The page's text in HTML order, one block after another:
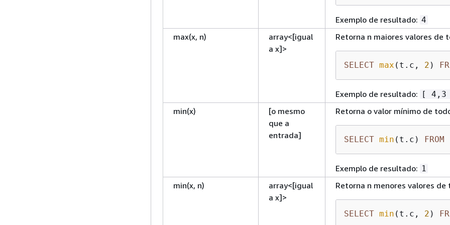
Exemplo de resultado: 4
max(x, n)
array<[igual
a x]>
Retorna n maiores valores de
SELECT max (t.c, 2 )
Exemplo de resultado: [
min(x)
[o mesmo
que a
entrada]
Retorna o valor mínimo de
SELECT min (t.c) FROM
Exemplo de resultado: 1
min(x, n)
array<[igual
a x]>
Retorna n menores valores
SELECT min (t.c, 2 )